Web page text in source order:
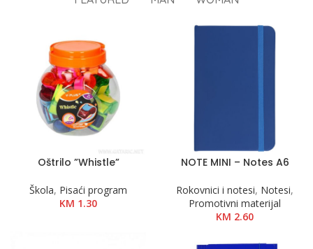
Oštrilo ”Whistle”
Škola, Pisaći program
KM 1.30
NOTE MINI – Notes A6
Rokovnici i notesi, Notesi,
Promotivni materijal
KM 2.60